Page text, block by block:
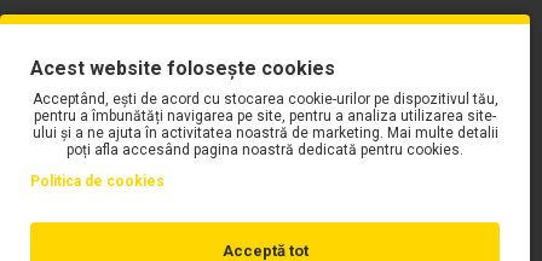
Acest website folosește cookies
Acceptând, ești de acord cu stocarea cookie-urilor pe dispozitivul tău,
pentru a îmbunătăți navigarea pe site, pentru a analiza utilizarea site-
ului și a ne ajuta în activitatea noastră de marketing. Mai multe detalii
poți afla accesând pagina noastră dedicată pentru cookies.
Politica de cookies
Acceptă tot